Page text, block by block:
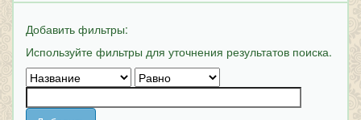
Добавить фильтры:
Используйте фильтры для уточнения результатов поиска.